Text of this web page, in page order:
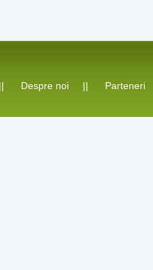
|| Despre noi || Parteneri